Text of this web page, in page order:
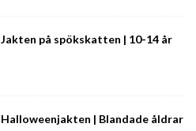
Jakten på spökskatten | 10-14 år
Halloweenjakten | Blandade åldrar